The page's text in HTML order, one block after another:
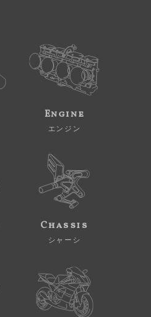
Engine
エンジン
Chassis
シャーシ